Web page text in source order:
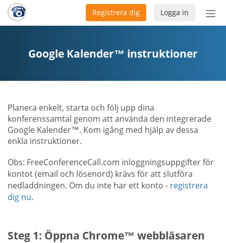
Logga in
Registrera dig
Google Kalender™ instruktioner
Planera enkelt, starta och följ upp dina
konferenssamtal genom att använda den integrerade
Google Kalender™. Kom igång med hjälp av dessa
enkla instruktioner.
Obs: FreeConferenceCall.com inloggningsuppgifter för
kontot (email och lösenord) krävs för att slutföra
nedladdningen. Om du inte har ett konto - registrera
dig nu.
Steg 1: Öppna Chrome™ webbläsaren